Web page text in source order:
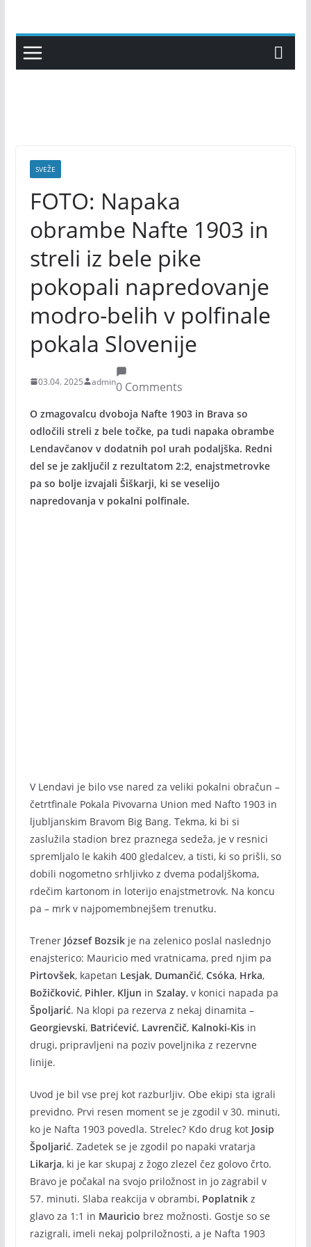
content
SVEŽE
FOTO: Napaka
obrambe Nafte 1903 in
streli iz bele pike
pokopali napredovanje
modro-belih v polfinale
pokala Slovenije
03.04. 2025 admin0 Comments
O zmagovalcu dvoboja Nafte 1903 in Brava so
odločili streli z bele točke, pa tudi napaka obrambe
Lendavčanov v dodatnih pol urah podaljška. Redni
del se je zaključil z rezultatom 2:2, enajstmetrovke
pa so bolje izvajali Šiškarji, ki se veselijo
napredovanja v pokalni polfinale.
V Lendavi je bilo vse nared za veliki pokalni obračun –
četrtfinale Pokala Pivovarna Union med Nafto 1903 in
ljubljanskim Bravom Big Bang. Tekma, ki bi si
zaslužila stadion brez praznega sedeža, je v resnici
spremljalo le kakih 400 gledalcev, a tisti, ki so prišli, so
dobili nogometno srhljivko z dvema podaljškoma,
rdečim kartonom in loterijo enajstmetrovk. Na koncu
pa – mrk v najpomembnejšem trenutku.
Trener József Bozsikje na zelenico poslal naslednjo
enajsterico: Mauricio med vratnicama, pred njim pa
Pirtovšek, kapetan Lesjak, Dumančić, Csóka, Hrka,
Božičković, Pihler, Kljun in Szalay, v konici napada pa
Špoljarić. Na klopi pa rezerva z nekaj dinamita –
Georgievski, Batrićević, Lavrenčič, Kalnoki-Kisin
drugi, pripravljeni na poziv poveljnika z rezervne
linije.
Uvod je bil vse prej kot razburljiv. Obe ekipi sta igrali
previdno. Prvi resen moment se je zgodil v 30. minuti,
ko je Nafta 1903 povedla. Strelec? Kdo drug kot Josip
Špoljarić. Zadetek se je zgodil po napaki vratarja
Likarja, ki je kar skupaj z žogo zlezel čez golovo črto.
Bravo je počakal na svojo priložnost in jo zagrabil v
57. minuti. Slaba reakcija v obrambi, Poplatnikz
glavo za 1:1 in Mauricio brez možnosti. Gostje so se
razigrali, imeli nekaj polpriložnosti, a je Nafta 1903